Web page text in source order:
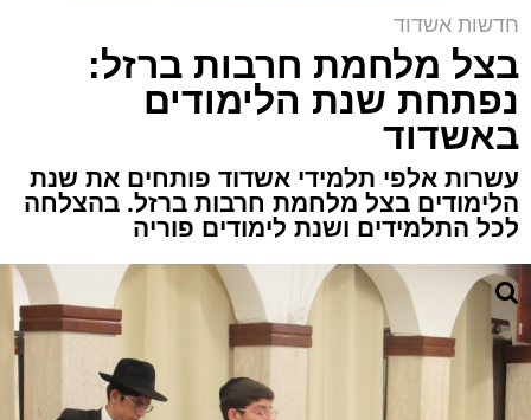
חדשות אשדוד
בצל מלחמת חרבות ברזל:
נפתחת שנת הלימודים
באשדוד
עשרות אלפי תלמידי אשדוד פותחים את שנת
הלימודים בצל מלחמת חרבות ברזל. בהצלחה
לכל התלמידים ושנת לימודים פוריה